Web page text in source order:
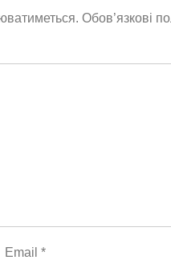
Обов’язкові
Email *